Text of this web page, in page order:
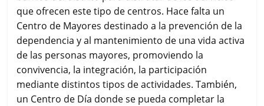
que ofrecen este tipo de centros. Hace falta un
Centro de Mayores destinado a la prevención de la
dependencia y al mantenimiento de una vida activa
de las personas mayores, promoviendo la
convivencia, la integración, la participación
mediante distintos tipos de actividades. También,
un Centro de Día donde se pueda completar la